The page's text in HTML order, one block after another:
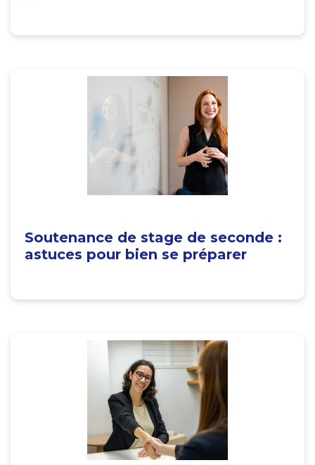
Soutenance de stage de seconde :
astuces pour bien se préparer